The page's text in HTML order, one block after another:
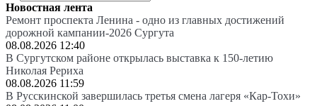
Новостная лента
Ремонт проспекта Ленина - одно из главных достижений
дорожной кампании-2026 Сургута
08.08.2026 12:40
В Сургутском районе открылась выставка к 150-летию
Николая Рериха
08.08.2026 11:59
В Русскинской завершилась третья смена лагеря «Кар-Тохи»